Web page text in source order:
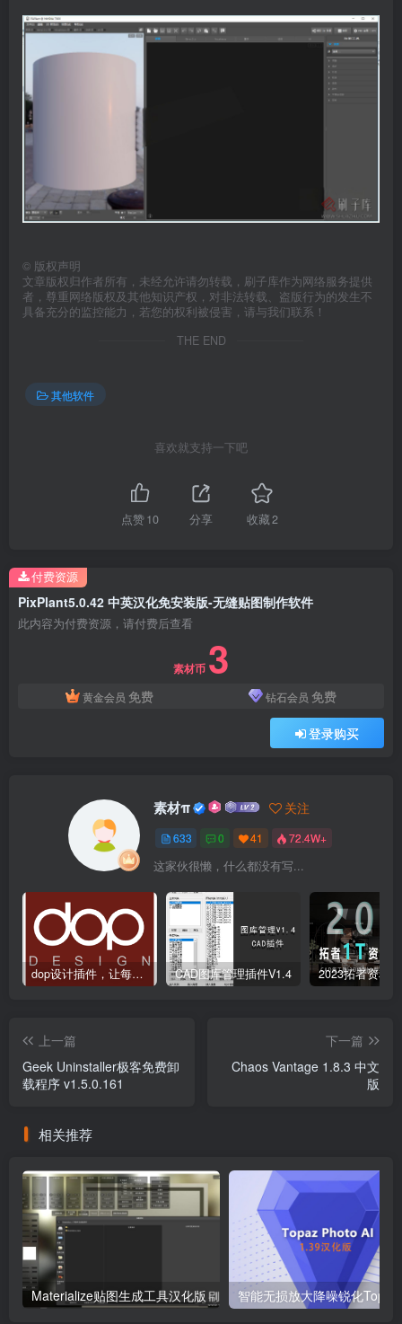
© 版权声明
文章版权归作者所有，未经允许请勿转载，刷子库作为网络服务提供
者，尊重网络版权及其他知识产权，对非法转载、盗版行为的发生不
具备充分的监控能力，若您的权利被侵害，请与我们联系！
THE END
其他软件
喜欢就支持一下吧
点赞10 分享 收藏2
PixPlant5.0.42 中英汉化免安装版-无缝贴图制作软件
此内容为付费资源，请付费后查看
素材币 3
黄金会员 免费 钻石会员 免费
登录购买
付费资源
素材π 关注
633 0 41 72.4W+
这家伙很懒，什么都没有写...
dop设计插件，让每个设计师都能享受到CAD制图的乐趣 CAD图库管理插件V1.4
上一篇
Geek Uninstaller极客免费卸
载程序 v1.5.0.161
下一篇
Chaos Vantage 1.8.3 中文
版
相关推荐
Materialize贴图生成工具汉化版